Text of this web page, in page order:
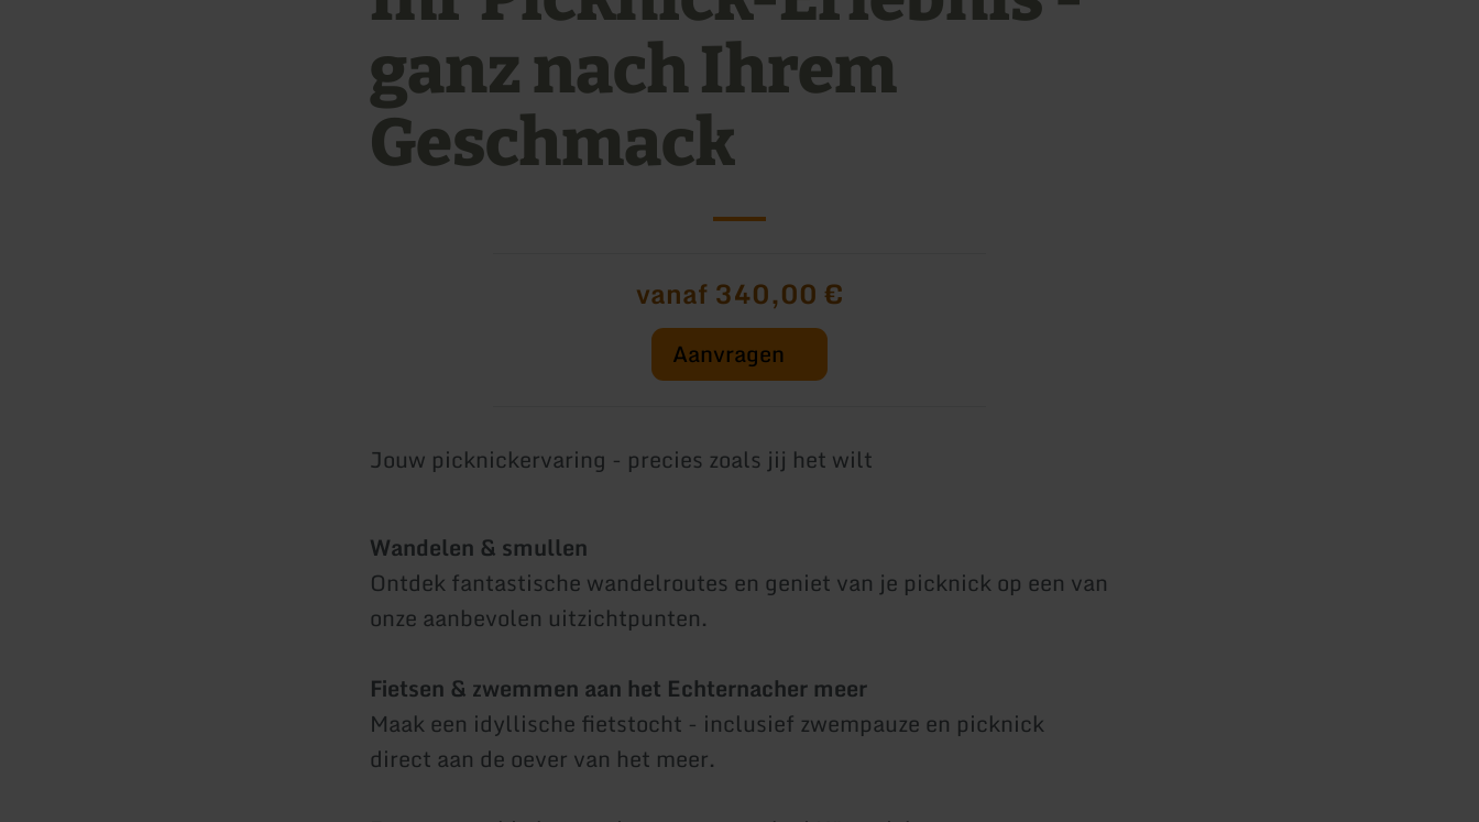
ganz nach Ihrem
Geschmack
vanaf 340,00 €
Aanvragen
Jouw picknickervaring - precies zoals jij het wilt
Wandelen & smullen
Ontdek fantastische wandelroutes en geniet van je picknick op een van
onze aanbevolen uitzichtpunten.
Fietsen & zwemmen aan het Echternacher meer
Maak een idyllische fietstocht - inclusief zwempauze en picknick
direct aan de oever van het meer.